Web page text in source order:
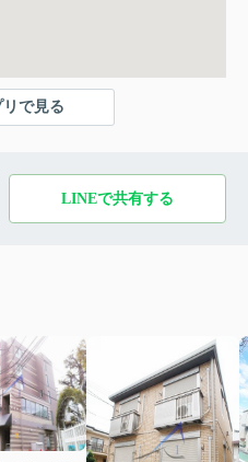
で見る
LINEで共有する